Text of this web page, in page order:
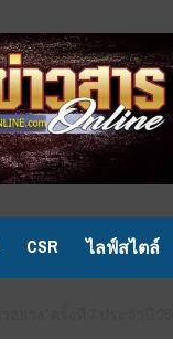
CSR ไลฟ์สไตล์